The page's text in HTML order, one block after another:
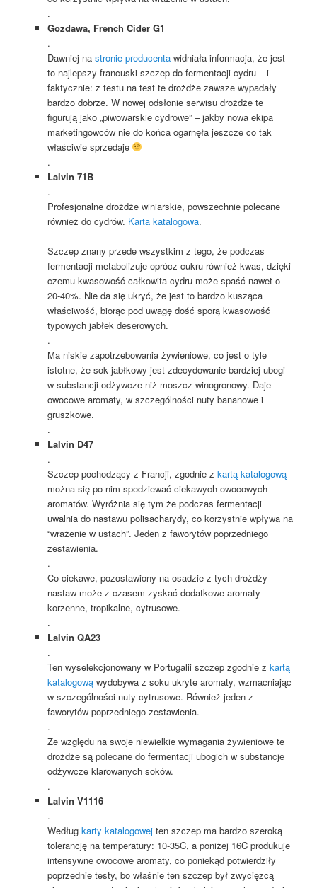
.
Gozdawa, French Cider G1
.
Dawniej na stronie producentawidniała informacja, że jest
to najlepszy francuski szczep do fermentacji cydru – i
faktycznie: z testu na test te drożdże zawsze wypadały
bardzo dobrze. W nowej odsłonie serwisu drożdże te
figurują jako „piwowarskie cydrowe” – jakby nowa ekipa
marketingowców nie do końca ogarnęła jeszcze co tak
właściwie sprzedaje
.
Lalvin 71B
.
Profesjonalne drożdże winiarskie, powszechnie polecane
również do cydrów. Karta katalogowa.
Szczep znany przede wszystkim z tego, że podczas
fermentacji metabolizuje oprócz cukru również kwas, dzięki
czemu kwasowość całkowita cydru może spaść nawet o
20-40%. Nie da się ukryć, że jest to bardzo kusząca
właściwość, biorąc pod uwagę dość sporą kwasowość
typowych jabłek deserowych.
.
Ma niskie zapotrzebowania żywieniowe, co jest o tyle
istotne, że sok jabłkowy jest zdecydowanie bardziej ubogi
w substancji odżywcze niż moszcz winogronowy. Daje
owocowe aromaty, w szczególności nuty bananowe i
gruszkowe.
.
Lalvin D47
.
Szczep pochodzący z Francji, zgodnie z kartą katalogową
można się po nim spodziewać ciekawych owocowych
aromatów. Wyróżnia się tym że podczas fermentacji
uwalnia do nastawu polisacharydy, co korzystnie wpływa na
“wrażenie w ustach”. Jeden z faworytów poprzedniego
zestawienia.
.
Co ciekawe, pozostawiony na osadzie z tych drożdży
nastaw może z czasem zyskać dodatkowe aromaty –
korzenne, tropikalne, cytrusowe.
.
Lalvin QA23
.
Ten wyselekcjonowany w Portugalii szczep zgodnie z kartą
katalogowąwydobywa z soku ukryte aromaty, wzmacniając
w szczególności nuty cytrusowe. Również jeden z
faworytów poprzedniego zestawienia.
.
Ze względu na swoje niewielkie wymagania żywieniowe te
drożdże są polecane do fermentacji ubogich w substancje
odżywcze klarowanych soków.
.
Lalvin V1116
.
Według karty katalogowejten szczep ma bardzo szeroką
tolerancję na temperatury: 10-35C, a poniżej 16C produkuje
intensywne owocowe aromaty, co poniekąd potwierdziły
poprzednie testy, bo właśnie ten szczep był zwycięzcą